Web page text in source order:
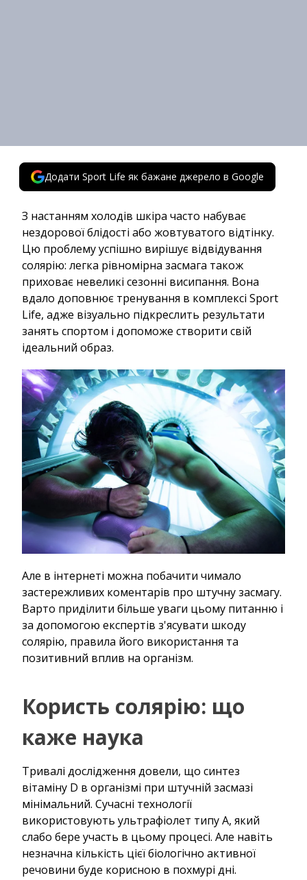
Додати Sport Life як бажане джерело в Google
З настанням холодів шкіра часто набуває
нездорової блідості або жовтуватого відтінку.
Цю проблему успішно вирішує відвідування
солярію: легка рівномірна засмага також
приховає невеликі сезонні висипання. Вона
вдало доповнює тренування в комплексі Sport
Life, адже візуально підкреслить результати
занять спортом і допоможе створити свій
ідеальний образ.
Але в інтернеті можна побачити чимало
застережливих коментарів про штучну засмагу.
Варто приділити більше уваги цьому питанню і
за допомогою експертів з'ясувати шкоду
солярію, правила його використання та
позитивний вплив на організм.
Користь солярію: що
каже наука
Тривалі дослідження довели, що синтез
вітаміну D в організмі при штучній засмазі
мінімальний. Сучасні технології
використовують ультрафіолет типу А, який
слабо бере участь в цьому процесі. Але навіть
незначна кількість цієї біологічно активної
речовини буде корисною в похмурі дні.